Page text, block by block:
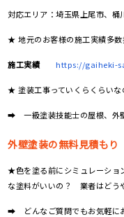
対応エリア：埼玉県上尾市、
★ 地元のお客様の施工実績多数
施工実績 https://gaiheki-
★ 塗装工事っていくらくらいな
➡ 一級塗装技能士の屋根、外
外壁塗装の無料見積もり
★色を塗る前にシミュレーシ
な塗料がいいの？ 業者はどう
➡ どんなご質問でもお気軽に